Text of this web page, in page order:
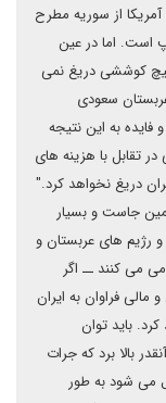
از سوریه مطرح
است. اما در عین
کوششی دریغ نمی
سعودی
به این نتیجه
تقابل با هزینه های
دریغ نخواهد کرد."
جاست و بسیار
رژیم های عربستان و
می کنند ــ اگر
مالی فراوان به ایران
باید توان
بالا برد که جرات
می شود به طور